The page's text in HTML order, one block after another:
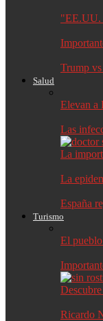
"EE.UU.
Trump
Salud
Elevan a
Las
La
La
España
Turismo
El
Ricardo